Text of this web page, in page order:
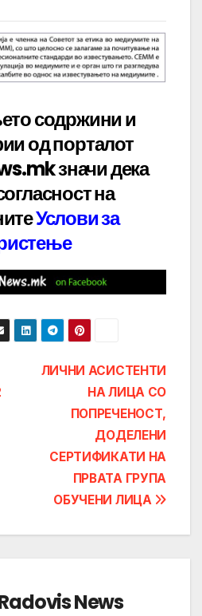
содржини и
од порталот
значи дека
на
Услови за
ЛИЧНИ АСИСТЕНТИ
НА ЛИЦА СО
ПОПРЕЧЕНОСТ,
ДОДЕЛЕНИ
СЕРТИФИКАТИ НА
ПРВАТА ГРУПА
ОБУЧЕНИ ЛИЦА
News